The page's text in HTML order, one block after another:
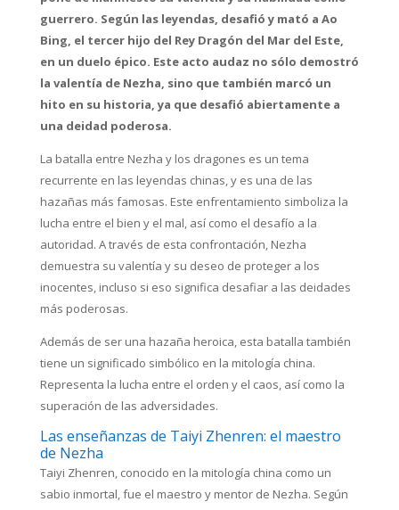
guerrero. Según las leyendas, desafió y mató a Ao
Bing, el tercer hijo del Rey Dragón del Mar del Este,
en un duelo épico. Este acto audaz no sólo demostró
la valentía de Nezha, sino que también marcó un
hito en su historia, ya que desafió abiertamente a
una deidad poderosa.
La batalla entre Nezha y los dragones es un tema
recurrente en las leyendas chinas, y es una de las
hazañas más famosas. Este enfrentamiento simboliza la
lucha entre el bien y el mal, así como el desafío a la
autoridad. A través de esta confrontación, Nezha
demuestra su valentía y su deseo de proteger a los
inocentes, incluso si eso significa desafiar a las deidades
más poderosas.
Además de ser una hazaña heroica, esta batalla también
tiene un significado simbólico en la mitología china.
Representa la lucha entre el orden y el caos, así como la
superación de las adversidades.
Las enseñanzas de Taiyi Zhenren: el maestro
de Nezha
Taiyi Zhenren, conocido en la mitología china como un
sabio inmortal, fue el maestro y mentor de Nezha. Según